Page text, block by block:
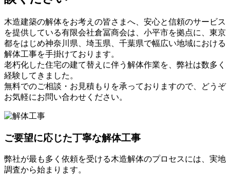
木造建築の解体をお考えの皆さまへ、安心と信頼のサービス
を提供している有限会社倉冨商会は、小平市を拠点に、東京
都をはじめ神奈川県、埼玉県、千葉県で幅広い地域における
解体工事を手掛けております。
老朽化した住宅の建て替えに伴う解体作業を、弊社は数多く
経験してきました。
無料でのご相談・お見積もりを承っておりますので、どうぞ
お気軽にお問い合わせください。
ご要望に応じた丁寧な解体工事
弊社が最も多く依頼を受ける木造解体のプロセスには、実地
調査から始まります。